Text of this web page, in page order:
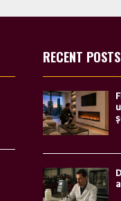
RECENT POSTS